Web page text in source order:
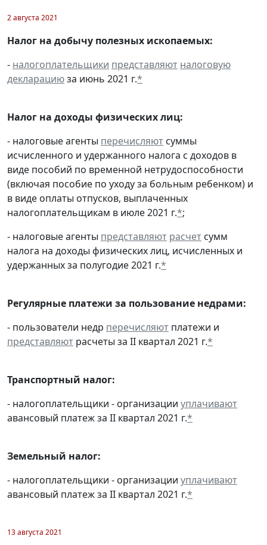
2 августа 2021
Налог на добычу полезных ископаемых:
- налогоплательщики представляют налоговую
декларациюза июнь 2021 г.*
Налог на доходы физических лиц:
- налоговые агенты перечисляют суммы
исчисленного и удержанного налога с доходов в
виде пособий по временной нетрудоспособности
(включая пособие по уходу за больным ребенком) и
в виде оплаты отпусков, выплаченных
налогоплательщикам в июле 2021 г.*;
- налоговые агенты представляют расчет сумм
налога на доходы физических лиц, исчисленных и
удержанных за полугодие 2021 г.*
Регулярные платежи за пользование недрами:
- пользователи недр перечисляют платежи и
представляют расчеты за II квартал 2021 г.*
Транспортный налог:
- налогоплательщики - организации уплачивают
авансовый платеж за II квартал 2021 г.*
Земельный налог:
- налогоплательщики - организации уплачивают
авансовый платеж за II квартал 2021 г.*
13 августа 2021